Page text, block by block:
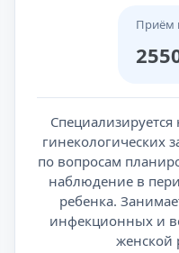
Приём
гинекологических
по вопросам
наблюдение в
ребенка.
инфекционных и
женской